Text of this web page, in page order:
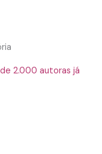
2.000 autoras já